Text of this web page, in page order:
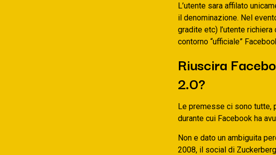
L’utente sara affilato
il denominazione. Nel
gradite etc) l’utente
contorno “ufficiale”
Riuscira
2.0?
Le premesse ci sono tutte,
durante cui Facebook ha
Non e dato un ambiguita
2008, il social di